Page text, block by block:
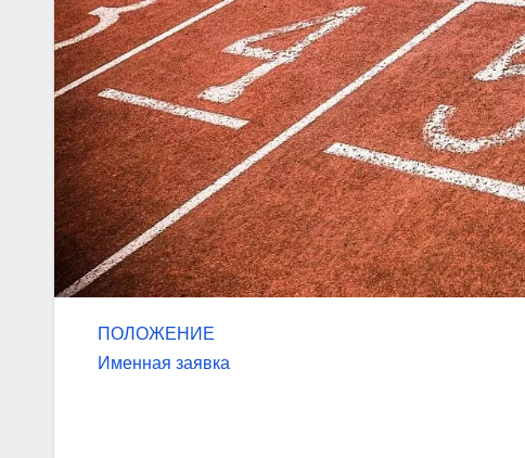
ПОЛОЖЕНИЕ
Именная заявка